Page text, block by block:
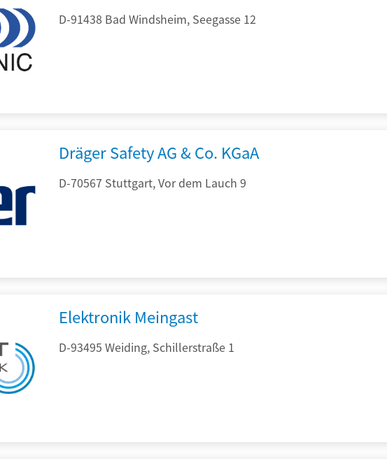
D-91438 Bad Windsheim, Seegasse 12
Dräger Safety AG & Co. KGaA
D-70567 Stuttgart, Vor dem Lauch 9
Elektronik Meingast
D-93495 Weiding, Schillerstraße 1